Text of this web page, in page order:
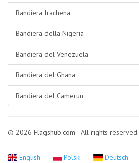
Bandiera Irachena
Bandiera della Nigeria
Bandiera del Venezuela
Bandiera del Ghana
Bandiera del Camerun
© 2026 Flagshub.com - All rights reserved.
English Polski Deutsch